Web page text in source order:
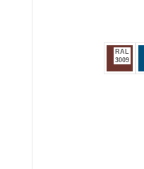
RAL
3009